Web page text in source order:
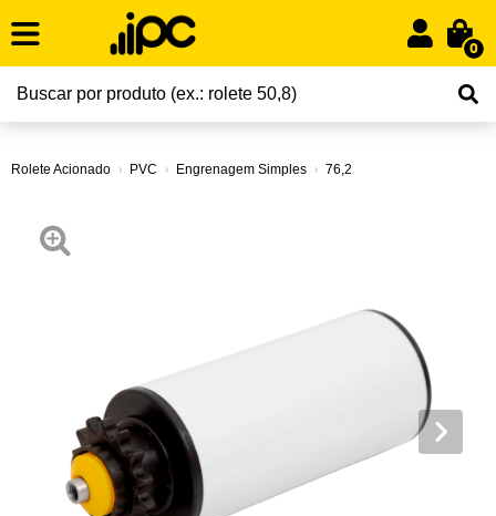
0
Rolete Acionado PVC Engrenagem Simples 76,2